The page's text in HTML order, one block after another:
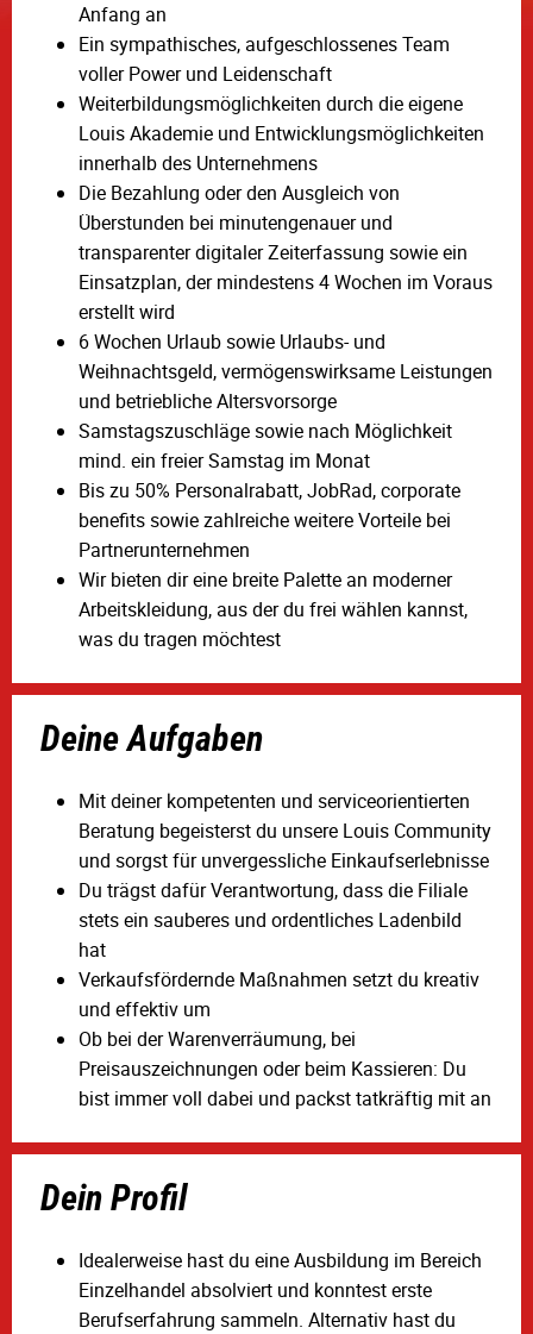
Anfang an
Ein sympathisches, aufgeschlossenes Team
voller Power und Leidenschaft
Weiterbildungsmöglichkeiten durch die eigene
Louis Akademie und Entwicklungsmöglichkeiten
innerhalb des Unternehmens
Die Bezahlung oder den Ausgleich von
Überstunden bei minutengenauer und
transparenter digitaler Zeiterfassung sowie ein
Einsatzplan, der mindestens 4 Wochen im Voraus
erstellt wird
6 Wochen Urlaub sowie Urlaubs- und
Weihnachtsgeld, vermögenswirksame Leistungen
und betriebliche Altersvorsorge
Samstagszuschläge sowie nach Möglichkeit
mind. ein freier Samstag im Monat
Bis zu 50% Personalrabatt, JobRad, corporate
benefits sowie zahlreiche weitere Vorteile bei
Partnerunternehmen
Wir bieten dir eine breite Palette an moderner
Arbeitskleidung, aus der du frei wählen kannst,
was du tragen möchtest
Deine Aufgaben
Mit deiner kompetenten und serviceorientierten
Beratung begeisterst du unsere Louis Community
und sorgst für unvergessliche Einkaufserlebnisse
Du trägst dafür Verantwortung, dass die Filiale
stets ein sauberes und ordentliches Ladenbild
hat
Verkaufsfördernde Maßnahmen setzt du kreativ
und effektiv um
Ob bei der Warenverräumung, bei
Preisauszeichnungen oder beim Kassieren: Du
bist immer voll dabei und packst tatkräftig mit an
Dein Profil
Idealerweise hast du eine Ausbildung im Bereich
Einzelhandel absolviert und konntest erste
Berufserfahrung sammeln. Alternativ hast du